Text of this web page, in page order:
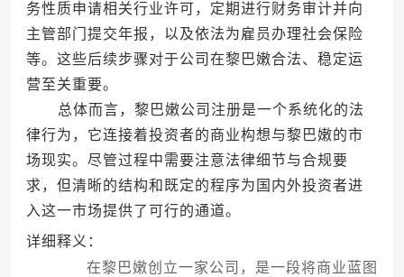
务性质申请相关行业许可，定期进行财务审计并向
主管部门提交年报，以及依法为雇员办理社会保险
等。这些后续步骤对于公司在黎巴嫩合法、稳定运
营至关重要。
总体而言，黎巴嫩公司注册是一个系统化的法
律行为，它连接着投资者的商业构想与黎巴嫩的市
场现实。尽管过程中需要注意法律细节与合规要
求，但清晰的结构和既定的程序为国内外投资者进
入这一市场提供了可行的通道。
详细释义：
在黎巴嫩创立一家公司，是一段将商业蓝图